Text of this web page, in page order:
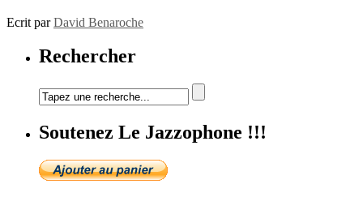
Ecrit parDavid Benaroche
Rechercher
Soutenez Le Jazzophone !!!